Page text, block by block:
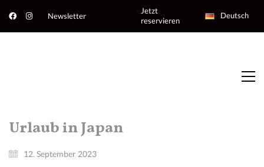
Newsletter
Jetzt
reservieren
Deutsch
Urlaub in Japan
12. September 2023